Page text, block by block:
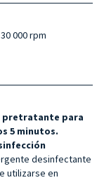
000 rpm
pretratante para
5 minutos.
desinfectante
utilizarse en